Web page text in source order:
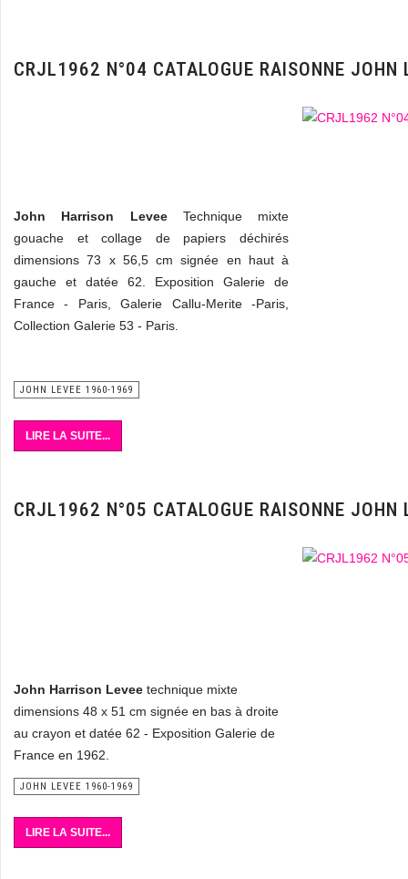
CRJL1962 N°04 CATALOGUE RAISONNE JOHN
John Harrison LeveeTechnique mixte
gouache et collage de papiers déchirés
dimensions 73 x 56,5 cm signée en haut à
gauche et datée 62. Exposition Galerie de
France - Paris, Galerie Callu-Merite -Paris,
Collection Galerie 53 - Paris.
JOHN LEVEE 1960-1969
LIRE LA SUITE...
CRJL1962 N°05 CATALOGUE RAISONNE JOHN
John Harrison Levee technique mixte
dimensions 48 x 51 cm signée en bas à droite
au crayon et datée 62 - Exposition Galerie de
France en 1962.
JOHN LEVEE 1960-1969
LIRE LA SUITE...